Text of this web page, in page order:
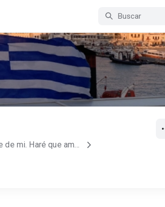
Esta es mi otra vida, aquí soy mi otro yo. Ven, toma una parte de mi. Haré que ames mis personajes, que te envuelvas en mis pensamientos y navegues en mis ideas. Te hundiré en misterio para ahogarte de curiosidad. Haré que me odies y me ames al mismo tiempo. Te haré emoción, te haré contradicción. ➖Te reto a leer mis historias➖ No, mi historia con los libros no comienzan con algo parecido a que la ame desde que tengo memoria, que mi abuelito me enseño, ni ninguna mierda así. Todo lo contrario, entre más me empujaban a leer, más lo odiaba. No fue hasta que decidí por mi misma, que realmente comencé ? La gente dice que tengo suerte; yo les digo que soy malditamente perseverante. Jamás se rendirme. No importa si no me crees, basta con que yo lo haga. Ahora no soy nadie, pero oye, algún día hablaras de mi. Una oportunidad, ¿Te atreves a darme una oportunidad? Puedes leer el resto de mis libros en Wattpad. Sigueme tambien en instagram para interactuar conmigo